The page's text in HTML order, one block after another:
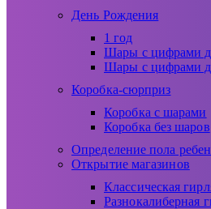
День Рождения
1 год
Шары с цифрами
Шары с цифрами
Коробка-сюрприз
Коробка с шарами
Коробка без шаров
Определение пола
Открытие магазинов
Классическая
Разнокалиберная